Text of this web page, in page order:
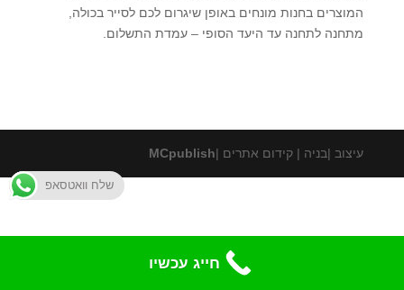
המוצרים בחנות מונחים באופן שיגרום לכם לסייר בכולה,
מתחנה לתחנה עד היעד הסופי – עמדת התשלום.
עיצוב |בניה | קידום אתרים |MCpublish
שלח וואטסאפ
חייג עכשיו